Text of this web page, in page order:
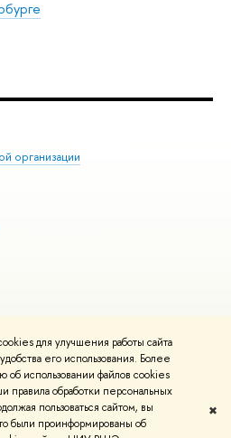
для улучшения работы сайта
его использования. Более
использовании файлов cookies
правила обработки персональных
пользоваться сайтом, вы
были проинформированы об
✖
организации
возможностями